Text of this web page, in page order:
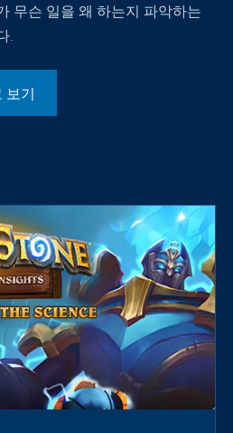
무슨 일을 왜 하는지 파악하는
.
보기